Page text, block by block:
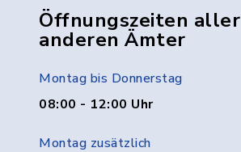
Öffnungszeiten aller
anderen Ämter
Montag bis Donnerstag
08:00 - 12:00 Uhr
Montag zusätzlich